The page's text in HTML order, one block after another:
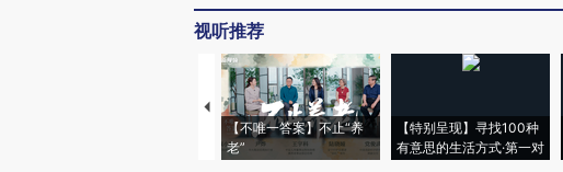
视听推荐
【不唯一答案】不止“养
老”
【特别呈现】寻找100种
有意思的生活方式·第一对